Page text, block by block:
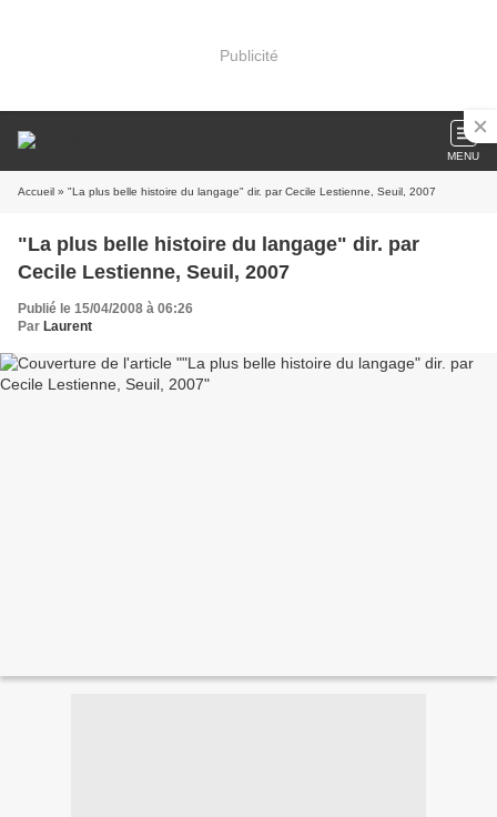
Publicité
MENU
Accueil » "La plus belle histoire du langage" dir. par Cecile Lestienne, Seuil, 2007
"La plus belle histoire du langage" dir. par
Cecile Lestienne, Seuil, 2007
Publié le 15/04/2008 à 06:26
Par Laurent